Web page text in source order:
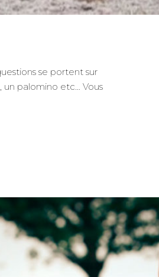
se portent sur
un palomino etc… Vous